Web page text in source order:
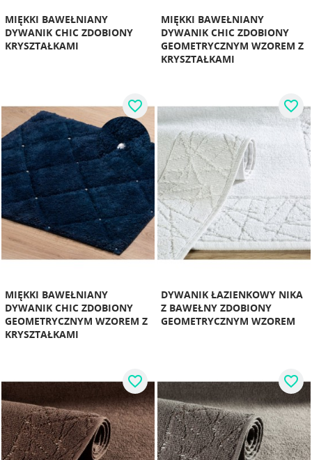
MIĘKKI BAWEŁNIANY
DYWANIK CHIC ZDOBIONY
KRYSZTAŁKAMI
MIĘKKI BAWEŁNIANY
DYWANIK CHIC ZDOBIONY
GEOMETRYCZNYM WZOREM Z
KRYSZTAŁKAMI
MIĘKKI BAWEŁNIANY
DYWANIK CHIC ZDOBIONY
GEOMETRYCZNYM WZOREM Z
KRYSZTAŁKAMI
favorite_border
DYWANIK ŁAZIENKOWY NIKA
Z BAWEŁNY ZDOBIONY
GEOMETRYCZNYM WZOREM
favorite_border
favorite_border favorite_border